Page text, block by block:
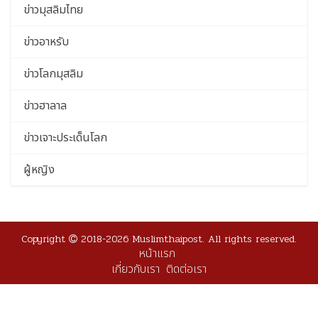
ข่าวมุสลิมไทย
ข่าวอาหรับ
ข่าวโลกมุสลิม
ข่าวฮาลาล
ข่าวเจาะประเด็นโลก
ผู้หญิง